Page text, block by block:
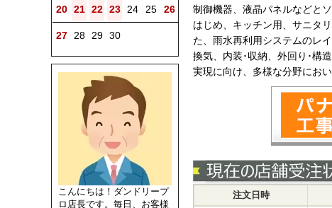
20 21 22 23 24 25 26
27 28 29 30
こんにちは！ダンドリープ
ロ店長です。毎日、お客様
制御機器、液晶パネルなどと
はじめ、キッチン用、サニタ
た、雨水再利用システムのレ
換気、内装･収納、外回り･
実現に向け、多様な分野にお
注文日時